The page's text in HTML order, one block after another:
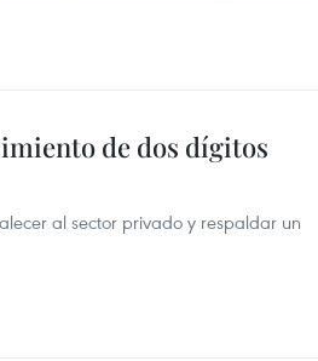
de dos dígitos
al sector privado y respaldar un